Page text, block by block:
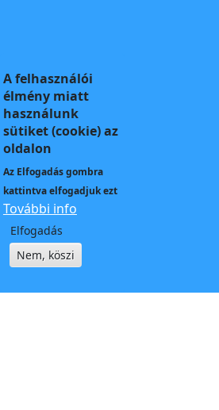
A felhasználói
élmény miatt
használunk
sütiket (cookie) az
oldalon
Az Elfogadásgombra
kattintva elfogadjuk ezt
További info
Elfogadás
Nem, köszi